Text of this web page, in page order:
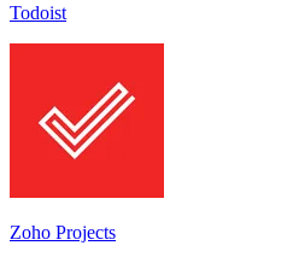
Todoist
Zoho Projects